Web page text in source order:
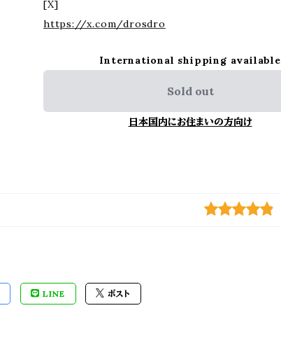
[X]
https://x.com/drosdro
International shipping available
Sold out
日本国内にお住まいの方向け
LINE ポスト